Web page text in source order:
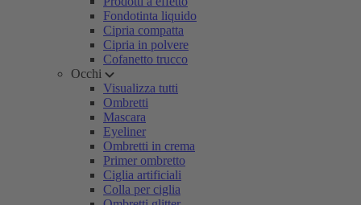
Fondotinta liquido
Cipria compatta
Cipria in polvere
Cofanetto trucco
Occhi
Visualizza tutti
Ombretti
Mascara
Eyeliner
Ombretti in crema
Primer ombretto
Ciglia artificiali
Colla per ciglia